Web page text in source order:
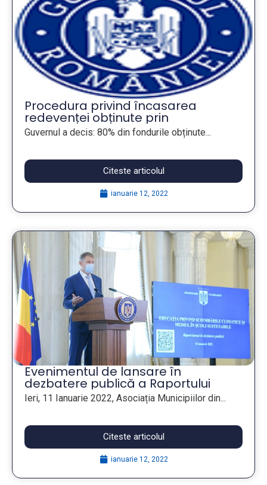
Procedura privind încasarea
redevenței obținute prin
concesionarea din activități de
Guvernul a decis: 80% din fondurile obținute...
Citeste articolul
ianuarie 12, 2022
Evenimentul de lansare în
dezbatere publică a Raportului
„Educația privind schimbările
climatice și mediul în școli
Ieri, 11 Ianuarie 2022, Asociația Municipiilor din...
Citeste articolul
ianuarie 12, 2022